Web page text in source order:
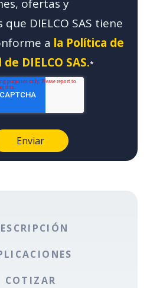
ofertas y
que DIELCO SAS tiene
a la Política de
DIELCO SAS.*
COTIZAR